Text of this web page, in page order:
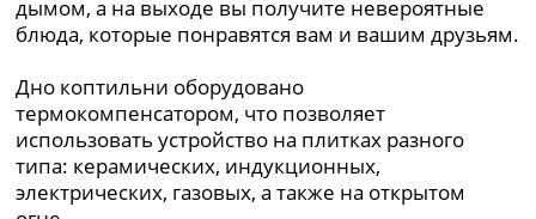
дымом, а на выходе вы получите невероятные
блюда, которые понравятся вам и вашим друзьям.
Дно коптильни оборудовано
термокомпенсатором, что позволяет
использовать устройство на плитках разного
типа: керамических, индукционных,
электрических, газовых, а также на открытом